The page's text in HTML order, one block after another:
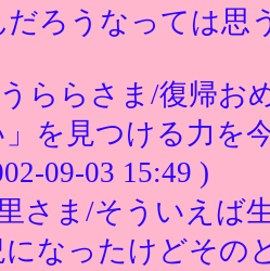
だろうなっては思
ららさま/復帰お
」を見つける力
09-03 15:49 )
さま/そういえば
になったけどその